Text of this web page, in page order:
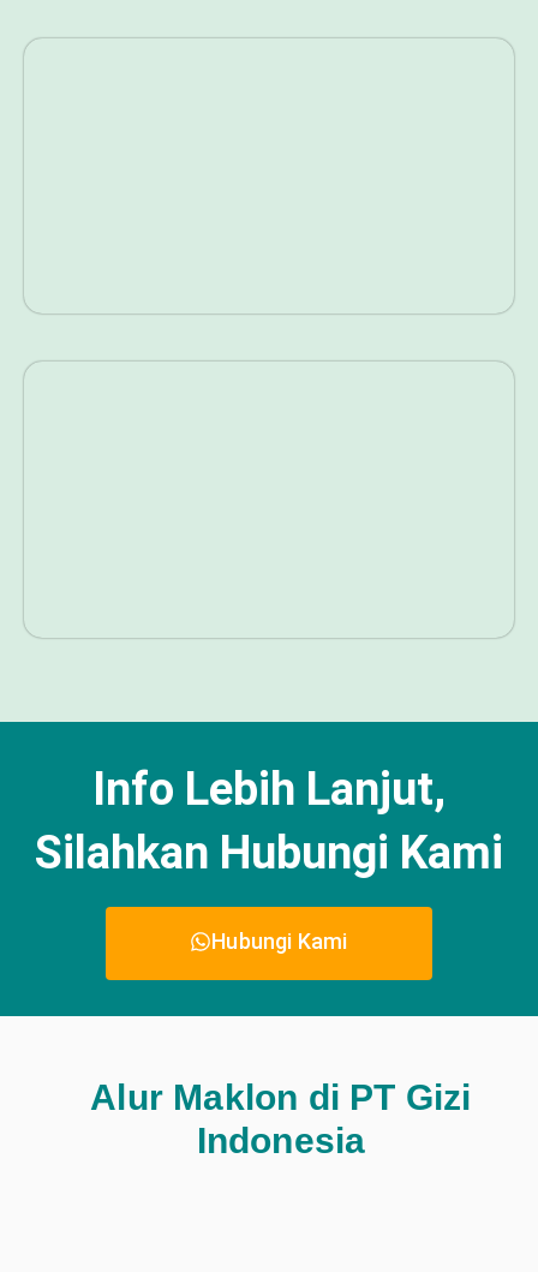
Info Lebih Lanjut,
Silahkan Hubungi Kami
Hubungi Kami
Alur Maklon di PT Gizi
Indonesia